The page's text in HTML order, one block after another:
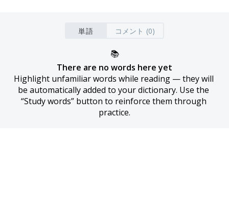
単語 コメント (0)
📚
There are no words here yet
Highlight unfamiliar words while reading — they will
be automatically added to your dictionary. Use the
“Study words” button to reinforce them through
practice.